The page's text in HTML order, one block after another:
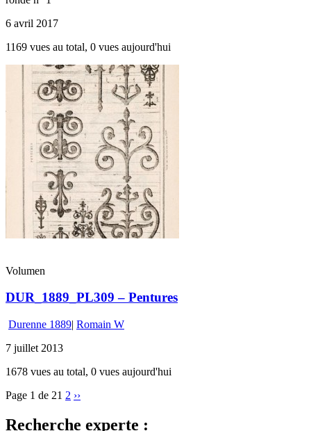
6 avril 2017
1169 vues au total, 0 vues aujourd'hui
Volumen
DUR_1889_PL309 – Pentures
Durenne 1889| Romain W
7 juillet 2013
1678 vues au total, 0 vues aujourd'hui
Page 1 de 21 2 ››
Recherche experte :